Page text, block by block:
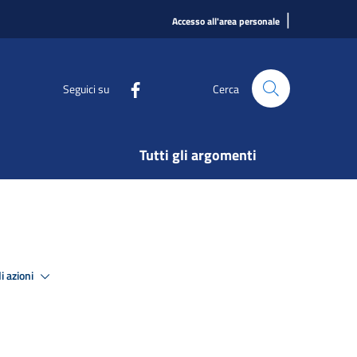
Accesso all'area personale |
Seguici su Cerca
Tutti gli argomenti
azioni